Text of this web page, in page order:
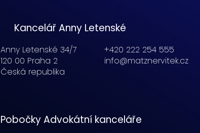
Kancelář Anny Letenské
Anny Letenské 34/7
120 00 Praha 2
Česká republika
+420 222 254 555
info@matznervitek.cz
Pobočky Advokátní kanceláře